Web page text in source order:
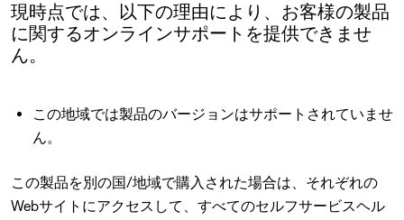
現時点では、以下の理由により、お客様の製品
に関するオンラインサポートを提供できませ
ん。
この地域では製品のバージョンはサポートされていませ
ん。
この製品を別の国/地域で購入された場合は、それぞれの
Webサイトにアクセスして、すべてのセルフサービスヘル